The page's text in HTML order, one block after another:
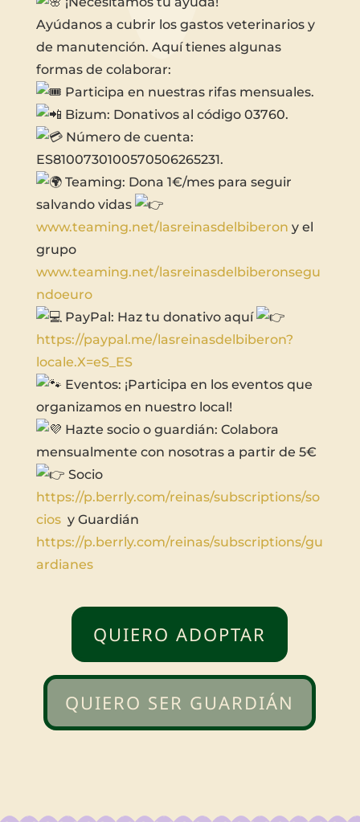
Ayúdanos a cubrir los gastos veterinarios y
de manutención. Aquí tienes algunas
formas de colaborar:
Participa en nuestras rifas mensuales.
Bizum: Donativos al código 03760.
Número de cuenta:
ES8100730100570506265231.
Teaming: Dona 1€/mes para seguir
salvando vidas
www.teaming.net/lasreinasdelbiberon y el
grupo
www.teaming.net/lasreinasdelbiberonsegu
ndoeuro
PayPal: Haz tu donativo aquí
https://paypal.me/lasreinasdelbiberon?
locale.X=eS_ES
Eventos: ¡Participa en los eventos que
organizamos en nuestro local!
Hazte socio o guardián: Colabora
mensualmente con nosotras a partir de 5€
Socio
https://p.berrly.com/reinas/subscriptions/so
cios y Guardián
https://p.berrly.com/reinas/subscriptions/gu
ardianes
QUIERO ADOPTAR
QUIERO SER GUARDIÁN